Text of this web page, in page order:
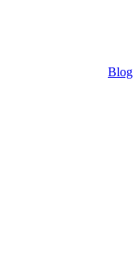
Blog